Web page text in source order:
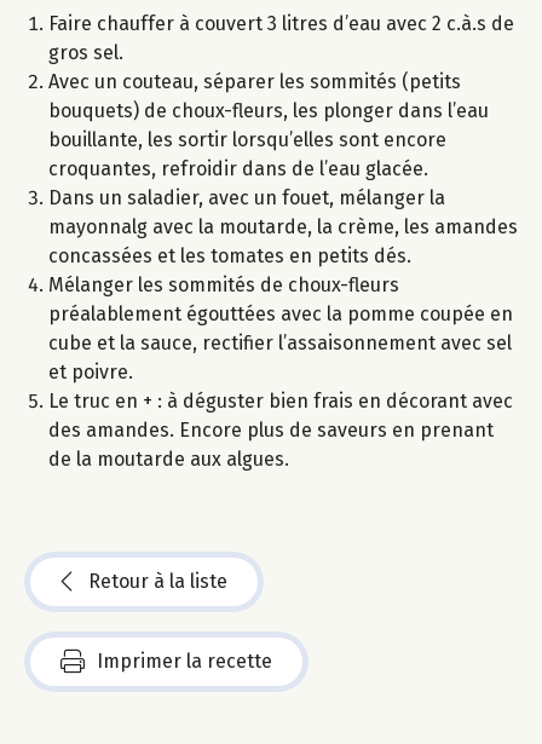
Faire chauffer à couvert 3 litres d’eau avec 2 c.à.s de
gros sel.
Avec un couteau, séparer les sommités (petits
bouquets) de choux-fleurs, les plonger dans l’eau
bouillante, les sortir lorsqu’elles sont encore
croquantes, refroidir dans de l’eau glacée.
Dans un saladier, avec un fouet, mélanger la
mayonnalg avec la moutarde, la crème, les amandes
concassées et les tomates en petits dés.
Mélanger les sommités de choux-fleurs
préalablement égouttées avec la pomme coupée en
cube et la sauce, rectifier l’assaisonnement avec sel
et poivre.
Le truc en + : à déguster bien frais en décorant avec
des amandes. Encore plus de saveurs en prenant
de la moutarde aux algues.
Retour à la liste
Imprimer la recette